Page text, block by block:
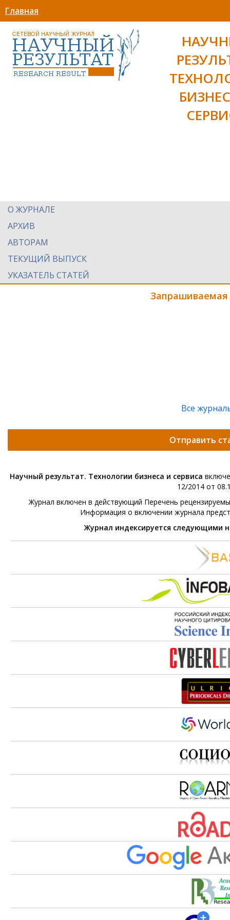
Главная
О ЖУРНАЛЕ
АРХИВ
АВТОРАМ
ТЕКУЩИЙ ВЫПУСК
УКАЗАТЕЛЬ СТАТЕЙ
Запрашиваемая
Все
Отправить
Научный результат. Технологии бизнеса и сервиса
12/2014 от
Журнал включен в действующий Перечень
Информация о включении журнала
Журнал индексируется следующими